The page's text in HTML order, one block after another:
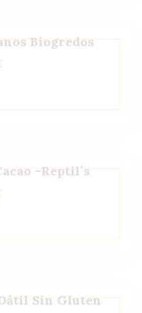
Biogredos
-Reptil´s
Sin Gluten